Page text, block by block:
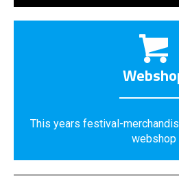
This years festival-
webshop